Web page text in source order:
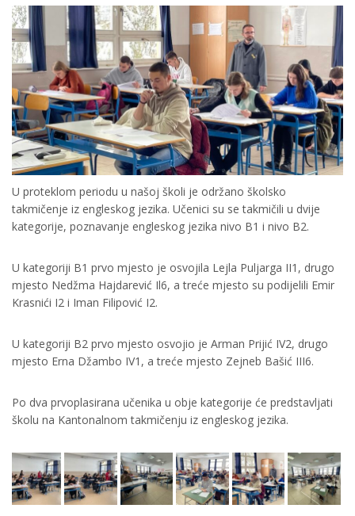
U proteklom periodu u našoj školi je održano školsko
takmičenje iz engleskog jezika. Učenici su se takmičili u dvije
kategorije, poznavanje engleskog jezika nivo B1 i nivo B2.
U kategoriji B1 prvo mjesto je osvojila Lejla Puljarga II1, drugo
mjesto Nedžma Hajdarević Il6, a treće mjesto su podijelili Emir
Krasnići I2 i Iman Filipović I2.
U kategoriji B2 prvo mjesto osvojio je Arman Prijić IV2, drugo
mjesto Erna Džambo IV1, a treće mjesto Zejneb Bašić III6.
Po dva prvoplasirana učenika u obje kategorije će predstavljati
školu na Kantonalnom takmičenju iz engleskog jezika.